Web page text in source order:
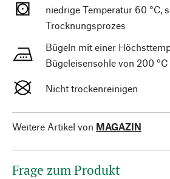
niedrige Temperatur 60 °C,
Trocknungsprozes
Bügeln mit einer
Bügeleisensohle von 200 °C
Nicht trockenreinigen
Weitere Artikel von MAGAZIN
Frage zum Produkt